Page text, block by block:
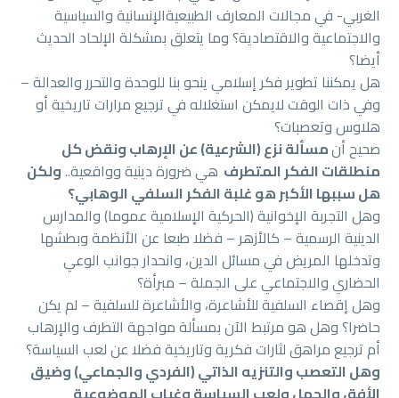
الغربي- في مجالات المعارف الطبيعيةالإنسانية والسياسية
والاجتماعية والاقتصادية؟ وما يتعلق بمشكلة الإلحاد الحديث
أيضا؟
هل يمكننا تطوير فكر إسلامي ينحو بنا للوحدة والتحرر والعدالة –
وفي ذات الوقت لايمكن استغلاله في ترجيع مرارات تاريخية أو
هلاوس وتعصبات؟
صحيح أنمسألةنزع (الشرعية) عن الإرهاب ونقض كل
منطلقات الفكر المتطرف هي ضرورة دينية وواقعية..ولكن
هل سببها الأكبر هو غلبة الفكر السلفي الوهابي؟
وهل التجربة الإخوانية (الحركية الإسلامية عموما) والمدارس
الدينية الرسمية – كالأزهر – فضلا طبعا عن الأنظمة وبطشها
وتدخلها المريض في مسائل الدين، وانحدار جوانب الوعي
الحضاري والاجتماعي على الجملة – مبرأة؟
وهل إقصاء السلفية للأشاعرة، والأشاعرة للسلفية – لم يكن
حاضرا؟ وهل هو مرتبط الآن بمسألة مواجهة التطرف والإرهاب
أم ترجيع مراهق لثارات فكرية وتاريخية فضلا عن لعب السياسة؟
وهل التعصب والتنزيه الذاتي (الفردي والجماعي) وضيق